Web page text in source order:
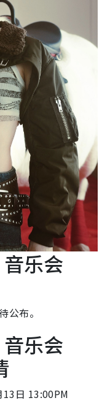
乐会
公布。
乐会
日 13:00PM